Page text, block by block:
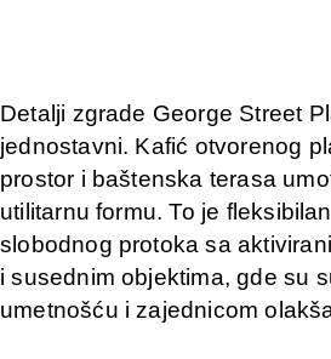
Detalji zgrade George Street
jednostavni. Kafić otvorenog
prostor i baštenska terasa
utilitarnu formu. To je
slobodnog protoka sa
i susednim objektima, gde su
umetnošću i zajednicom